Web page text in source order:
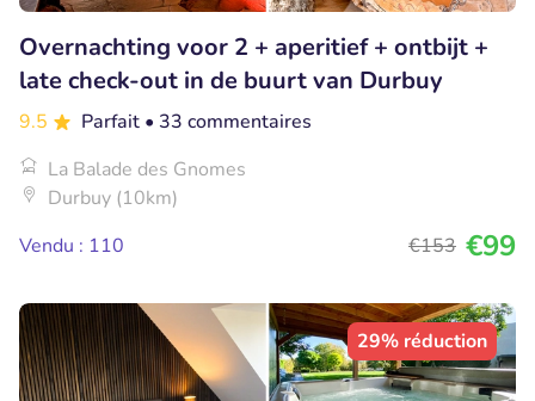
Overnachting voor 2 + aperitief + ontbijt +
late check-out in de buurt van Durbuy
9.5 Parfait • 33 commentaires
La Balade des Gnomes
Durbuy (10km)
Vendu : 110
€153 €99
29% réduction